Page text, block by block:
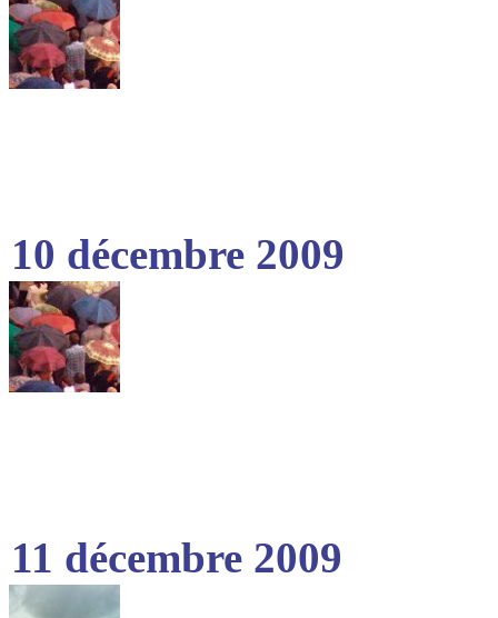
10 décembre 2009
11 décembre 2009